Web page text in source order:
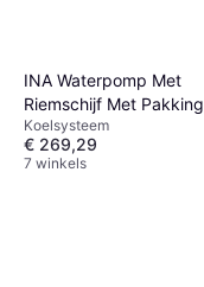
INA Waterpomp Met
Riemschijf Met
0360 10
Koelsysteem
€ 269,29
7 winkels